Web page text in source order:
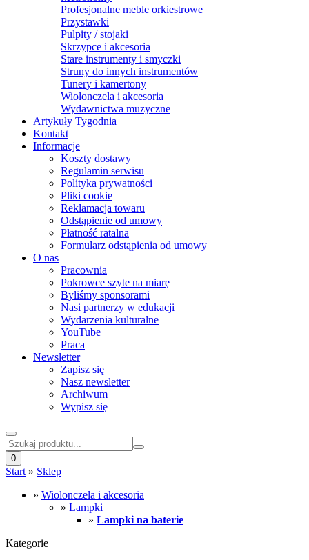
Profesjonalne meble orkiestrowe
Przystawki
Pulpity / stojaki
Skrzypce i akcesoria
Stare instrumenty i smyczki
Struny do innych instrumentów
Tunery i kamertony
Wiolonczela i akcesoria
Wydawnictwa muzyczne
Artykuły Tygodnia
Kontakt
Informacje
Koszty dostawy
Regulamin serwisu
Polityka prywatności
Pliki cookie
Reklamacja towaru
Odstąpienie od umowy
Płatność ratalna
Formularz odstąpienia od umowy
O nas
Pracownia
Pokrowce szyte na miarę
Byliśmy sponsorami
Nasi partnerzy w edukacji
Wydarzenia kulturalne
YouTube
Praca
Newsletter
Zapisz się
Nasz newsletter
Archiwum
Wypisz się
0
Start » Sklep
» Wiolonczela i akcesoria
» Lampki
» Lampki na baterie
Kategorie